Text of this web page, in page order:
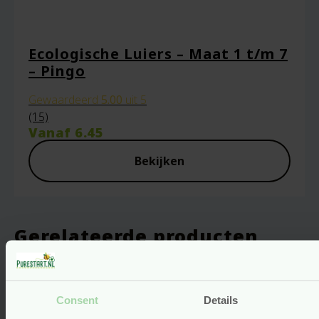
Consent Details
Ecologische Luiers – Maat 1 t/m 7
– Pingo
Gewaardeerd 5.00 uit 5
(15)
Vanaf 6.45
Bekijken
Gerelateerde producten